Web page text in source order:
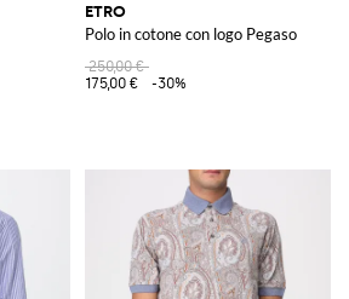
ETRO
Polo in cotone con logo Pegaso
250,00 €
175,00 €
-30%